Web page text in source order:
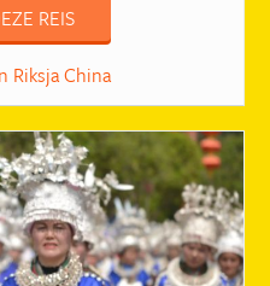
REIS
Riksja China